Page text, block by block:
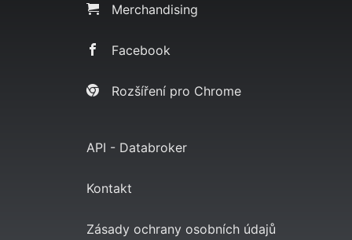
Merchandising
Facebook
Rozšíření pro Chrome
API - Databroker
Kontakt
Zásady ochrany osobních údajů